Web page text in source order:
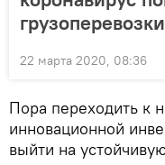
22 марта 2020, 08:36
Пора переходить к
инновационной
выйти на